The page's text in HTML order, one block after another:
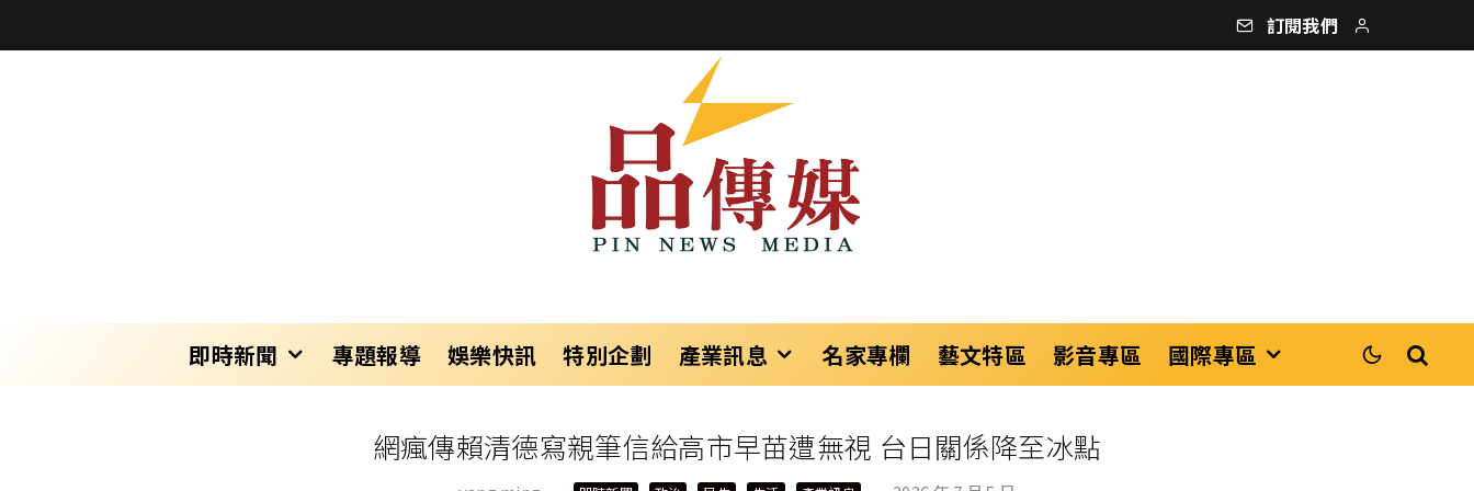
訂閱我們
即時新聞 專題報導 娛樂快訊 特別企劃 產業訊息 名家專欄 藝文特區 影音專區 國際專區
網瘋傳賴清德寫親筆信給高市早苗遭無視 台日關係降至冰點